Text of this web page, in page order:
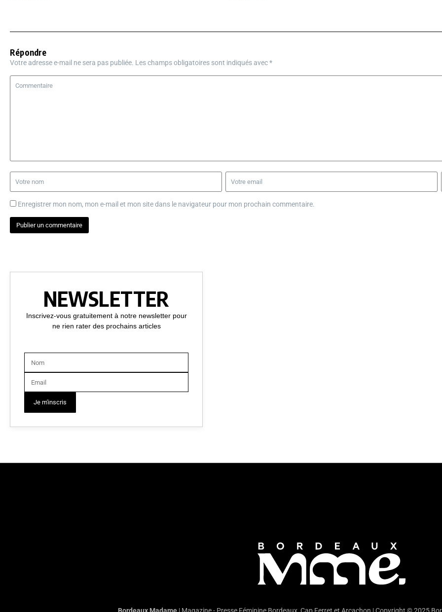
Répondre
Votre adresse e-mail ne sera pas publiée. Les champs obligatoires sont indiqués avec*
Enregistrer mon nom, mon e-mail et mon site dans le navigateur pour mon prochain commentaire.
NEWSLETTER
Inscrivez-vous gratuitement à notre newsletter pour
ne rien rater des prochains articles
Je m'inscris